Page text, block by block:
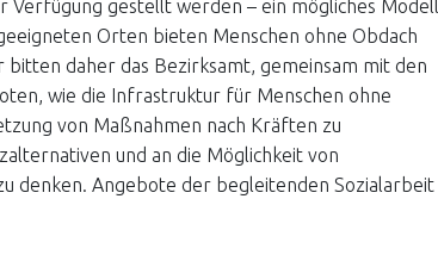
Verfügung gestellt werden – ein mögliches Modell
Orten bieten Menschen ohne Obdach
daher das Bezirksamt, gemeinsam mit den
wie die Infrastruktur für Menschen ohne
von Maßnahmen nach Kräften zu
und an die Möglichkeit von
denken. Angebote der begleitenden Sozialarbeit